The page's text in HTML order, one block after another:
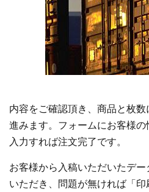
内容をご確認頂き、商品と枚
進みます。フォームにお客様
入力すれば注文完了です。
お客様から入稿いただいたデ
いただき、問題が無ければ「